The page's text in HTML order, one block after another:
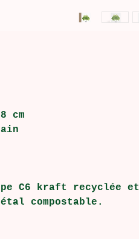
cm
C6 kraft recyclée et
compostable.